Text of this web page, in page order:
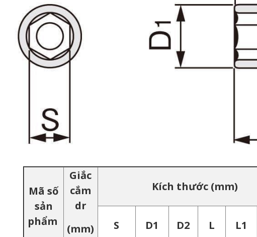
Mã số
sản
phẩm
Giắc
cắm
dr
(mm)
Kích thước (mm)
S D1 D2 L L1